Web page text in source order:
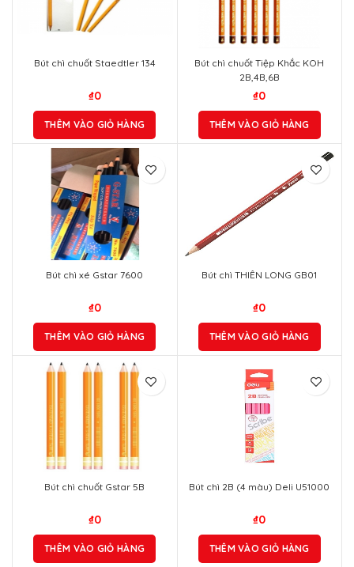
Bút chì chuốt Staedtler 134
₫0
THÊM VÀO GIỎ HÀNG
Bút chì chuốt Tiệp Khắc KOH
2B,4B,6B
₫0
THÊM VÀO GIỎ HÀNG
Bút chì xé Gstar 7600
₫0
THÊM VÀO GIỎ HÀNG
Bút chì THIÊN LONG GB01
₫0
THÊM VÀO GIỎ HÀNG
Bút chì chuốt Gstar 5B
₫0
THÊM VÀO GIỎ HÀNG
Bút chì 2B (4 màu) Deli U51000
₫0
THÊM VÀO GIỎ HÀNG